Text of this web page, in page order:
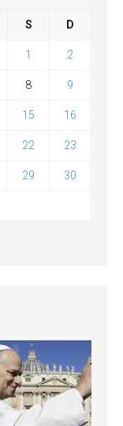
S D
1 2
8 9
15 16
22 23
29 30